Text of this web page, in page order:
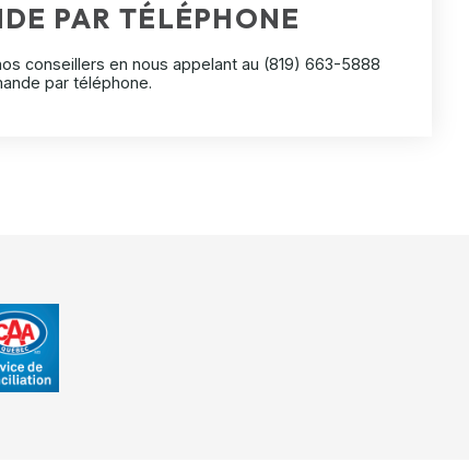
PAR TÉLÉPHONE
conseillers en nous appelant au (819) 663-5888
par téléphone.